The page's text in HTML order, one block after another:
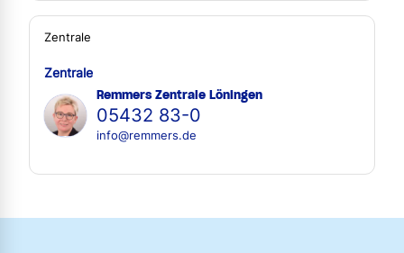
Zentrale
Zentrale
Remmers Zentrale Löningen
05432 83-0
info@remmers.de